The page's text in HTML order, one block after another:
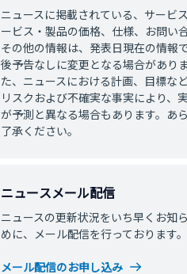
ニュースに掲載されている、サービ
ービス・製品の価格、仕様、お問い
その他の情報は、発表日現在の情報
後予告なしに変更となる場合があり
た、ニュースにおける計画、目標な
リスクおよび不確実な事実により、
が予測と異なる場合もあります。あ
了承ください。
ニュースメール配信
ニュースの更新状況をいち早くお知
めに、メール配信を行っております。
メール配信のお申し込み